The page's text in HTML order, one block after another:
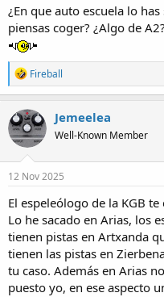
¿En que auto escuela lo
piensas coger? ¿Algo de
R
e
a
c
t
i
o
n
s
Fireball
Jemeelea
Well-Known Member
12 Nov 2025
El espeleólogo de la KGB te
Lo he sacado en Arias, los
tienen pistas en Artxanda
tienen las pistas en
tu caso. Además en Arias
puesto yo, en ese aspecto